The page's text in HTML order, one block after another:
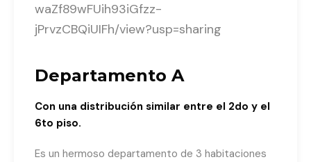
waZf89wFUih93iGfzz-
jPrvzCBQiUIFh/view?usp=sharing
Departamento A
Con una distribución similar entre el 2do y el
6to piso.
Es un hermoso departamento de 3 habitaciones